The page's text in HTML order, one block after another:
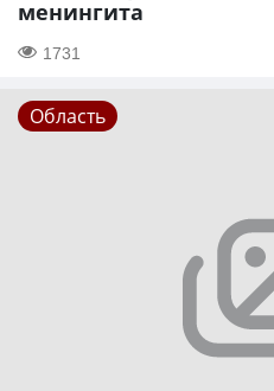
менингита
1731
Область